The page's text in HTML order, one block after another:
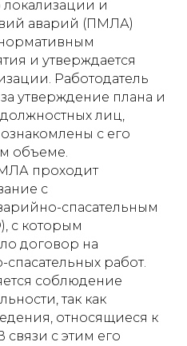
и
аварий (ПМЛА)
и утверждается
Работодатель
за утверждение плана и
лиц,
с его
объеме.
проходит
с
спасательным
с которым
договор на
работ.
соблюдение
так как
относящиеся к
с этим его